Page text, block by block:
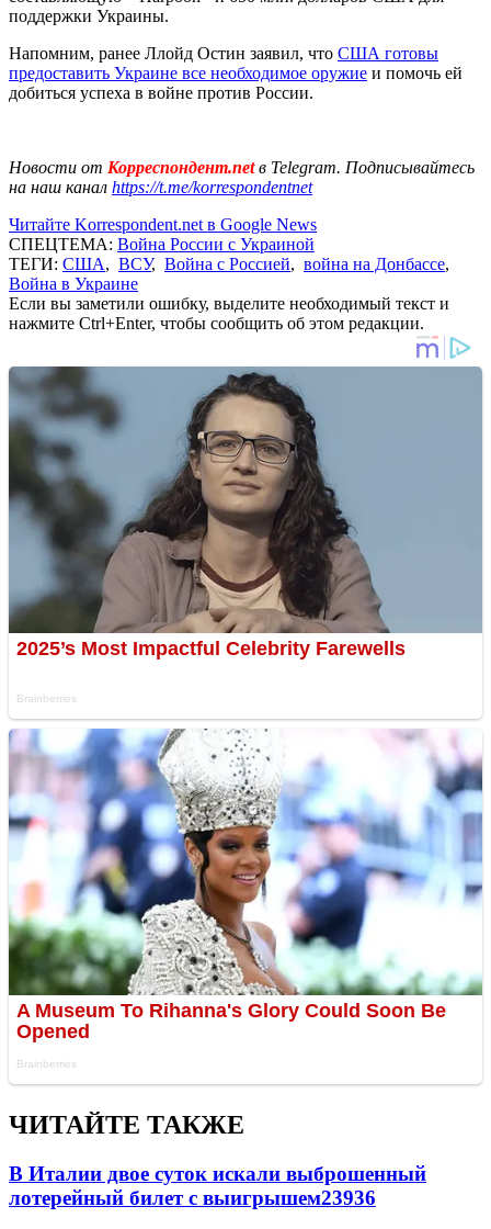
поддержки Украины.
Напомним, ранее Ллойд Остин заявил, что США готовы
предоставить Украине все необходимое оружие и помочь ей
добиться успеха в войне против России.
Новости от Корреспондент.netв Telegram. Подписывайтесь
на наш канал https://t.me/korrespondentnet
Читайте Korrespondent.net в Google News
СПЕЦТЕМА: Война России с Украиной
ТЕГИ: США, ВСУ, Война с Россией, война на Донбассе,
Война в Украине
Если вы заметили ошибку, выделите необходимый текст и
нажмите Ctrl+Enter, чтобы сообщить об этом редакции.
ЧИТАЙТЕ ТАКЖЕ
В Италии двое суток искали выброшенный
лотерейный билет с выигрышем23936